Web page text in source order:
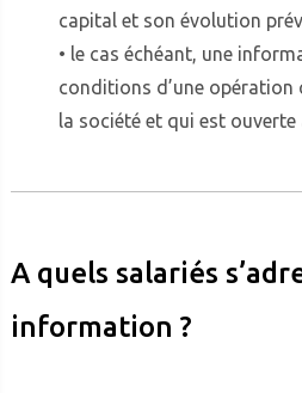
capital et son évolution
• le cas échéant, une
conditions d’une
la société et qui est ouverte
A quels salariés
information ?